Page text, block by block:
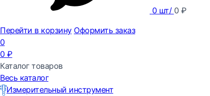
0 шт/ 0 ₽
Перейти в корзину Оформить заказ
0
0 ₽
Каталог товаров
Весь каталог
Измерительный инструмент